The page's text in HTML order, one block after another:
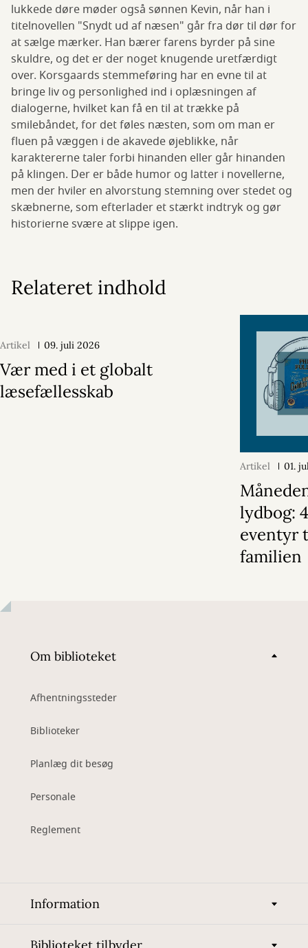
lukkede døre møder også sønnen Kevin, når han i
titelnovellen "Snydt ud af næsen" går fra dør til dør for
at sælge mærker. Han bærer farens byrder på sine
skuldre, og det er der noget knugende uretfærdigt
over. Korsgaards stemmeføring har en evne til at
bringe liv og personlighed ind i oplæsningen af
dialogerne, hvilket kan få en til at trække på
smilebåndet, for det føles næsten, som om man er
fluen på væggen i de akavede øjeblikke, når
karaktererne taler forbi hinanden eller går hinanden
på klingen. Der er både humor og latter i novellerne,
men der hviler en alvorstung stemning over stedet og
skæbnerne, som efterlader et stærkt indtryk og gør
historierne svære at slippe igen.
Relateret indhold
Artikel 09. juli 2026
Vær med i et globalt
læsefællesskab
Artikel 01.
lydbog:
eventyr
familien
Om biblioteket
Afhentningssteder
Biblioteker
Planlæg dit besøg
Personale
Reglement
Information